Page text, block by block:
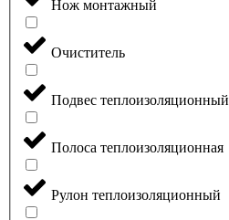
Нож монтажный
Очиститель
Подвес теплоизоляционный
Полоса теплоизоляционная
Рулон теплоизоляционный